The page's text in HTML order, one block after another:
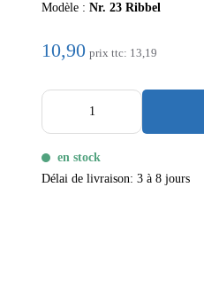
Modèle :Nr. 23 Ribbel
10,90 prix ttc: 13,19
en stock
Délai de livraison: 3 à 8 jours